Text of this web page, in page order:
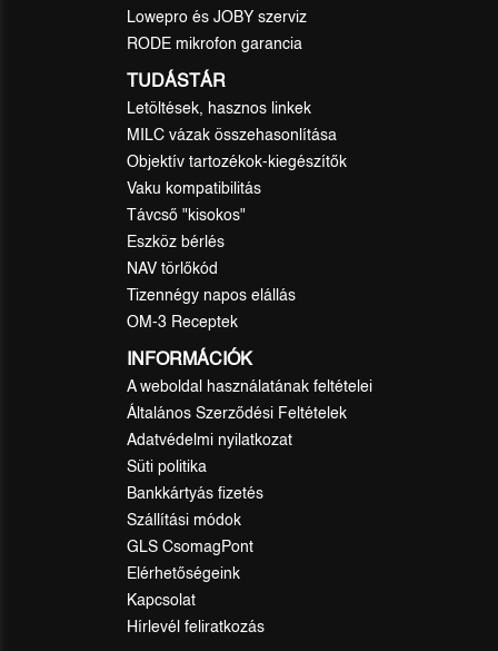
Lowepro és JOBY szerviz
RODE mikrofon garancia
TUDÁSTÁR
Letöltések, hasznos linkek
MILC vázak összehasonlítása
Objektív tartozékok-kiegészítők
Vaku kompatibilitás
Távcső "kisokos"
Eszköz bérlés
NAV törlőkód
Tizennégy napos elállás
OM-3 Receptek
INFORMÁCIÓK
A weboldal használatának feltételei
Általános Szerződési Feltételek
Adatvédelmi nyilatkozat
Süti politika
Bankkártyás fizetés
Szállítási módok
GLS CsomagPont
Elérhetőségeink
Kapcsolat
Hírlevél feliratkozás